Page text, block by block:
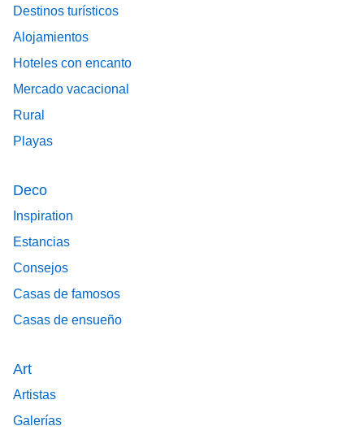
Destinos turísticos
Alojamientos
Hoteles con encanto
Mercado vacacional
Rural
Playas
Deco
Inspiration
Estancias
Consejos
Casas de famosos
Casas de ensueño
Art
Artistas
Galerías